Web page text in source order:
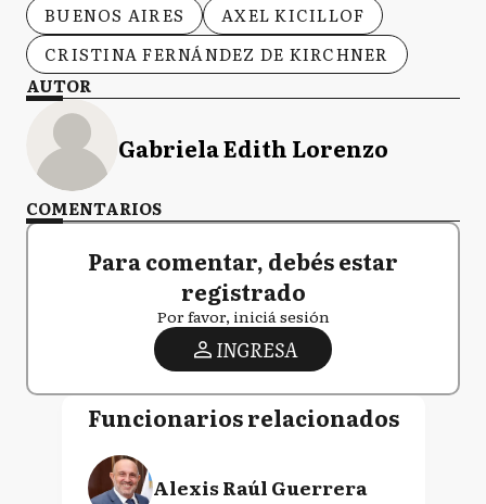
BUENOS AIRES
AXEL KICILLOF
CRISTINA FERNÁNDEZ DE KIRCHNER
AUTOR
Gabriela Edith Lorenzo
COMENTARIOS
Para comentar, debés estar
registrado
Por favor, iniciá sesión
INGRESA
Funcionarios relacionados
Alexis Raúl Guerrera